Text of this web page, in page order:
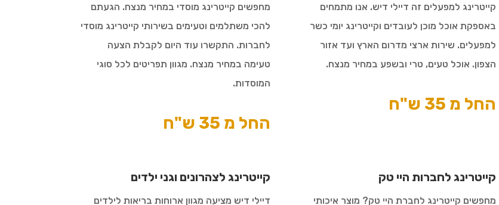
מחפשים קייטרינג מוסדי במחיר מנצח. הגעתם
להכי משתלמים וטעימים בשירותי קייטרינג מוסדי
לחברות. התקשרו עוד היום לקבלת הצעה
טעימה במחיר מנצח. מגוון תפריטים לכל סוגי
המוסדות.
החל מ 35 ש"ח
קייטרינג למפעלים זה דיילי דיש. אנו מתמחים
באספקת אוכל מוכן לעובדים וקייטרינג יומי כשר
למפעלים. שירות ארצי מדרום הארץ ועד אזור
הצפון. אוכל טעים, טרי ובשפע במחיר מנצח.
החל מ 35 ש"ח
קייטרינג לצהרונים וגני ילדים
דיילי דיש מציעה מגוון ארוחות בריאות לילדים
קייטרינג לחברות היי טק
מחפשים קייטרינג לחברת היי טק? מוצר איכותי